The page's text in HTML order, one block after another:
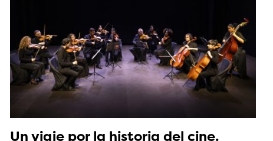
Un viaje por la historia del cine.